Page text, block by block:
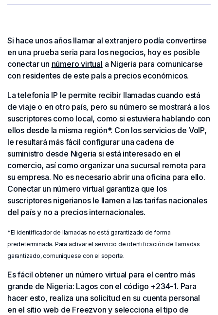
Si hace unos años llamar al extranjero podía convertirse
en una prueba seria para los negocios, hoy es posible
conectar un número virtual a Nigeria para comunicarse
con residentes de este país a precios económicos.
La telefonía IP le permite recibir llamadas cuando está
de viaje o en otro país, pero su número se mostrará a los
suscriptores como local, como si estuviera hablando con
ellos desde la misma región*. Con los servicios de VoIP,
le resultará más fácil configurar una cadena de
suministro desde Nigeria si está interesado en el
comercio, así como organizar una sucursal remota para
su empresa. No es necesario abrir una oficina para ello.
Conectar un número virtual garantiza que los
suscriptores nigerianos le llamen a las tarifas nacionales
del país y no a precios internacionales.
*El identificador de llamadas no está garantizado de forma
predeterminada. Para activar el servicio de identificación de llamadas
garantizado, comuníquese con el soporte.
Es fácil obtener un número virtual para el centro más
grande de Nigeria: Lagos con el código +234-1. Para
hacer esto, realiza una solicitud en su cuenta personal
en el sitio web de Freezvon y selecciona el tipo de